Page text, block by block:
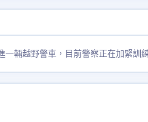
輛越野警車，目前警察正在加緊訓